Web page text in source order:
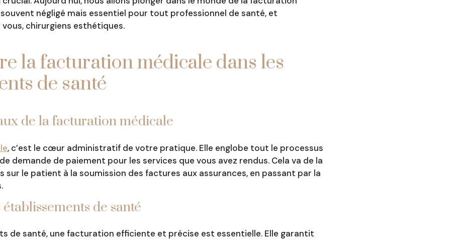
négligé mais essentiel pour tout professionnel de santé, et
chirurgiens esthétiques.
la facturation médicale dans les
de santé
de la facturation médicale
, c’est le cœur administratif de votre pratique. Elle englobe tout le processus
demande de paiement pour les services que vous avez rendus. Cela va de la
sur le patient à la soumission des factures aux assurances, en passant par la
de santé
de santé, une facturation efficiente et précise est essentielle. Elle garantit